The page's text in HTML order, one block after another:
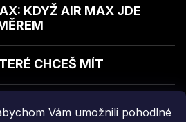
Vám umožnili pohodlné
KDYŽ AIR MAX JDE
CHCEŠ MÍT